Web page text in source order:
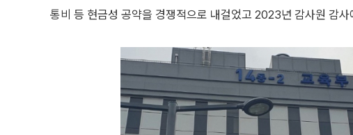
통비 등 현금성 공약을 경쟁적으로 내걸었고 2023년 감사원 감